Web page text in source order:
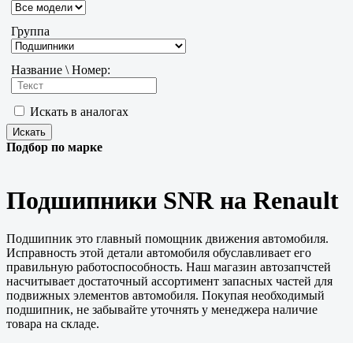
Группа
Название \ Номер:
Искать в аналогах
Подбор по марке
Подшипники SNR на Renault
Подшипник это главный помощник движения автомобиля.
Исправность этой детали автомобиля обуславливает его
правильную работоспособность. Наш магазин автозапчстей
насчитывает достаточный ассортимент запасных частей для
подвижных элементов автомобиля. Покупая необходимый
подшипник, не забывайте уточнять у менеджера наличие
товара на складе.